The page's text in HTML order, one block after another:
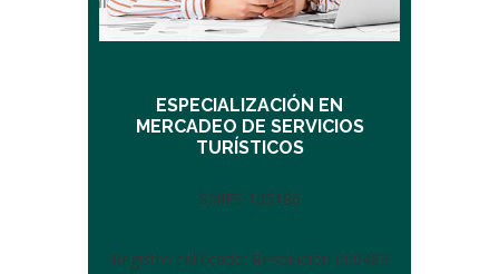
ESPECIALIZACIÓN EN
MERCADEO DE SERVICIOS
TURÍSTICOS
SNIES 105186
Registro calificado: Resolución 000483